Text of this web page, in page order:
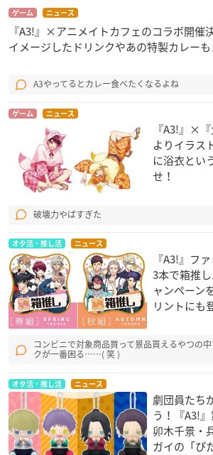
ゲーム ニュース
『A3!』×アニメイトカフェのコラボ開催
イメージしたドリンクやあの特製カレーも
A3やってるとカレー食べたくなるよね
ゲーム ニュース
『A3!』×
よりイラス
に浴衣とい
せ！
破壊力やばすぎた
オタ活・推し活 ニュース
『A3!』フ
3本で箱推
ャンペーン
リントにも
コンビニで対象商品買って景品貰えるやつの
クが一番困る……( 笑 )
オタ活・推し活 ニュース
劇団員たち
う！『A3!
卯木千景・
ガイの「ぴ